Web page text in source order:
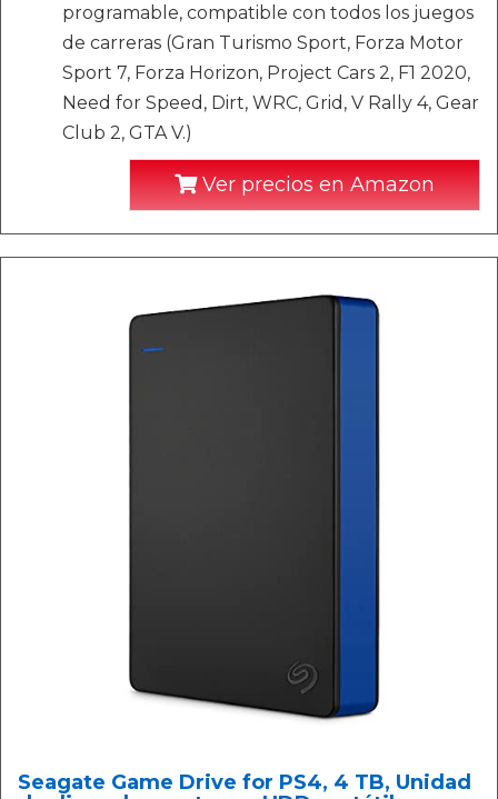
programable, compatible con todos los juegos
de carreras (Gran Turismo Sport, Forza Motor
Sport 7, Forza Horizon, Project Cars 2, F1 2020,
Need for Speed, Dirt, WRC, Grid, V Rally 4, Gear
Club 2, GTA V.)
Ver precios en Amazon
Seagate Game Drive for PS4, 4 TB, Unidad